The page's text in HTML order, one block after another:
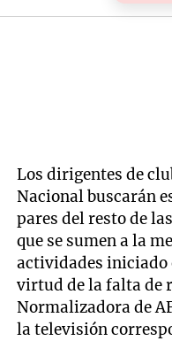
Los dirigentes de
Nacional buscarán
pares del resto de
que se sumen a la
actividades iniciado
virtud de la falta de
Normalizadora de
la televisión